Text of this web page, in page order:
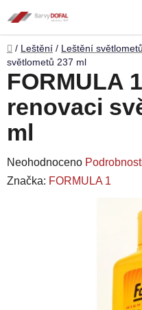
na
obsah
Domů
/ Leštění / Leštění světlometů
světlometů 237 ml
FORMULA
renovaci
ml
Průměrné
hodnocení
Neohodnoceno
Značka: FORMULA 1